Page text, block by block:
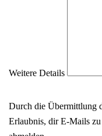
Weitere Details
Durch die Übermittlung
Erlaubnis, dir E-Mails